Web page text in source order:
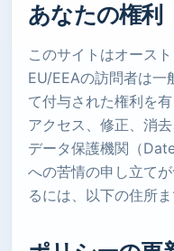
あなたの権利
このサイトはオース
EU/EEAの訪問者は一
て付与された権利を
アクセス、修正、消
データ保護機関（
への苦情の申し立て
るには、以下の住所